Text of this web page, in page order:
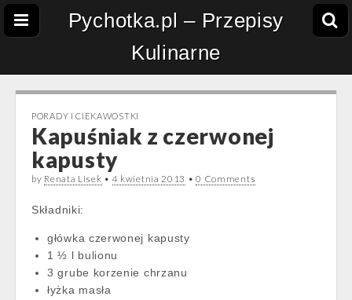
Pychotka.pl – Przepisy
Kulinarne
PORADY I CIEKAWOSTKI
Kapuśniak z czerwonej
kapusty
by Renata Lisek • 4 kwietnia 2013 •0 Comments
Składniki:
główka czerwonej kapusty
1 ½ l bulionu
3 grube korzenie chrzanu
łyżka masła